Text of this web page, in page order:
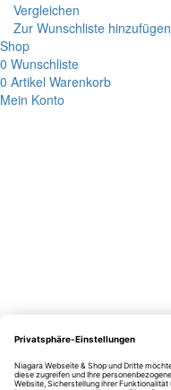
Vergleichen
Zur Wunschliste hinzufügen
Shop
0 Wunschliste
0 Artikel Warenkorb
Mein Konto